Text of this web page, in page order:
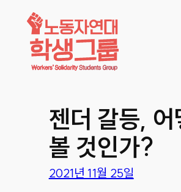
콘텐츠로
바로가기
젠더 갈등, 어
볼 것인가?
2021년 11월 25일